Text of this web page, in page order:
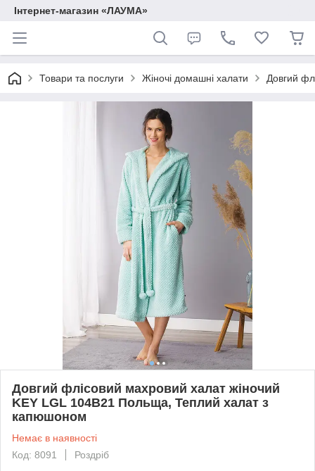
Інтернет-магазин «ЛАУМА»
Товари та послуги Жіночі домашні халати Довгий
Довгий флісовий махровий халат жіночий
KEY LGL 104B21 Польща, Теплий халат з
капюшоном
Немає в наявності
Код: 8091
Роздріб